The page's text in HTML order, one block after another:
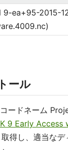
9-ea+95-2015-
ール
ードネーム
9 Early Access
得し、適当なデ